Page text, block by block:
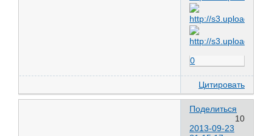
0
Цитировать
Поделиться
10
2013-09-23